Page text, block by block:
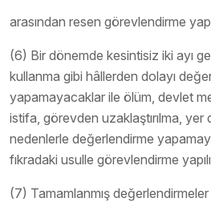
arasından resen görevlendirme
(6) Bir dönemde kesintisiz iki ayı
kullanma gibi hâllerden dolayı
yapamayacaklar ile ölüm, devlet
istifa, görevden uzaklaştırılma,
nedenlerle değerlendirme
fıkradaki usulle görevlendirme
(7) Tamamlanmış